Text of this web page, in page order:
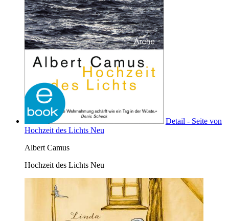
Detail - Seite von
Hochzeit des Lichts Neu
Albert Camus
Hochzeit des Lichts Neu